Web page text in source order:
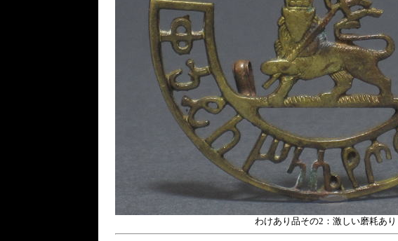
わけあり品その2：激しい磨耗あり